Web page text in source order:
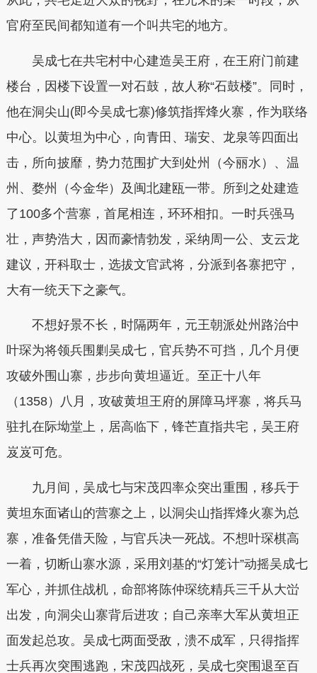
官府至民间都知道有一个叫共宅的地方。
吴成七在共宅村中心建造吴王府，在王府门前建
楼台，因楼下设置一对石鼓，故人称“石鼓楼”。同时，
他在洞尖山(即今吴成七寨)修筑指挥烽火寨，作为联络
中心。以黄坦为中心，向青田、瑞安、龙泉等四面出
击，所向披靡，势力范围扩大到处州（今丽水）、温
州、婺州（今金华）及闽北建瓯一带。所到之处建造
了100多个营寨，首尾相连，环环相扣。一时兵强马
壮，声势浩大，因而豪情勃发，采纳周一公、支云龙
建议，开科取士，选拔文官武将，分派到各寨把守，
大有一统天下之豪气。
不想好景不长，时隔两年，元王朝派处州路治中
叶琛为将领兵围剿吴成七，官兵势不可挡，几个月便
攻破外围山寨，步步向黄坦逼近。至正十八年
（1358）八月，攻破黄坦王府的屏障马坪寨，将兵马
驻扎在际坳堂上，居高临下，锋芒直指共宅，吴王府
岌岌可危。
九月间，吴成七与宋茂四率众突出重围，移兵于
黄坦东面诸山的营寨之上，以洞尖山指挥烽火寨为总
寨，准备凭借天险，与官兵决一死战。不想叶琛棋高
一着，切断山寨水源，采用刘基的“灯笼计”动摇吴成七
军心，并抓住战机，命部将陈仲琛统精兵三千从大峃
出发，向洞尖山寨背后进攻；自己亲率大军从黄坦正
面发起总攻。吴成七两面受敌，溃不成军，只得指挥
士兵再次突围逃跑，宋茂四战死，吴成七突围退至百